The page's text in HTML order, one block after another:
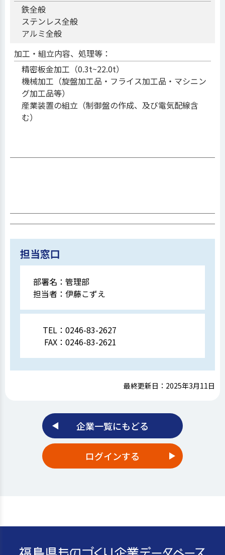
鉄全般
ステンレス全般
アルミ全般
加工・組立内容、処理等：
精密板金加工（0.3t~22.0t）
機械加工（旋盤加工品・フライス加工品・マシニン
グ加工品等）
産業装置の組立（制御盤の作成、及び電気配線含
む）
担当窓口
部署名： 管理部
担当者： 伊藤こずえ
TEL： 0246-83-2627
FAX： 0246-83-2621
最終更新日：2025年3月11日
企業一覧にもどる
ログインする